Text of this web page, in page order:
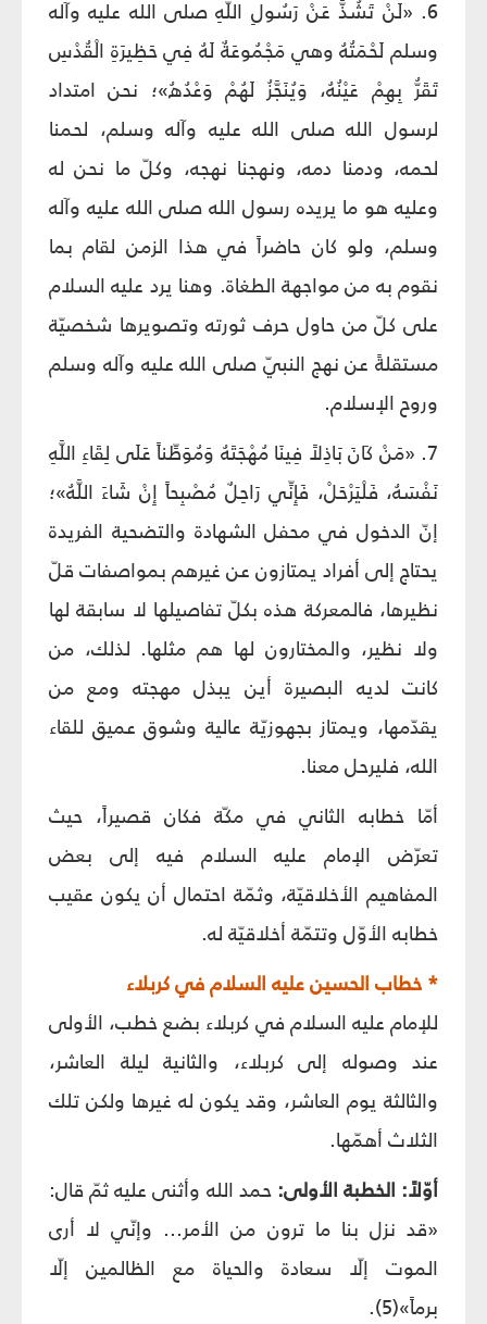
6. «لَنْ تَشُذَّ عَنْ رَسُولِ اللَّهِ صلى الله عليه وآله
وسلم لَحْمَتُهُ وهي مَجْمُوعَةٌ لَهُ فِي حَظِيرَةِ الْقُدْسِ
تَقَرُّ بِهِمْ عَيْنُهُ، وَيُنَجَّزُ لَهُمْ‏ وَعْدُهُ»؛ نحن امتداد
لرسول الله صلى الله عليه وآله وسلم، لحمنا
لحمه، ودمنا دمه، ونهجنا نهجه، وكلّ ما نحن له
وعليه هو ما يريده رسول الله صلى الله عليه وآله
وسلم، ولو كان حاضراً في هذا الزمن لقام بما
نقوم به من مواجهة الطغاة. وهنا يرد عليه السلام
على كلّ من حاول حرف ثورته وتصويرها شخصيّة
مستقلةً عن نهج النبيّ صلى الله عليه وآله وسلم
وروح الإسلام.
7. «مَنْ‏ كَانَ بَاذِلاً فِينَا مُهْجَتَهُ وَمُوَطِّناً عَلَى لِقَاءِ اللَّهِ
نَفْسَهُ، فَلْيَرْحَلْ، فَإِنِّي رَاحِلٌ مُصْبِحاً إِنْ شَاءَ اللَّهُ»؛
إنّ الدخول في محفل الشهادة والتضحية الفريدة
يحتاج إلى أفراد يمتازون عن غيرهم بمواصفات قلّ
نظيرها، فالمعركة هذه بكلّ تفاصيلها لا سابقة لها
ولا نظير، والمختارون لها هم مثلها. لذلك، من
كانت لديه البصيرة أين يبذل مهجته ومع من
يقدّمها، ويمتاز بجهوزيّة عالية وشوق عميق للقاء
الله، فليرحل معنا.
أمّا خطابه الثاني في مكّة فكان قصيراً، حيث
تعرّض الإمام عليه السلام فيه إلى بعض
المفاهيم الأخلاقيّة، وثمّة احتمال أن يكون عقيب
خطابه الأوّل وتتمّة أخلاقيّة له.
* خطاب الحسين عليه السلام في كربلاء
للإمام عليه السلام في كربلاء بضع خطب، الأولى
عند وصوله إلى كربلاء، والثانية ليلة العاشر،
والثالثة يوم العاشر، وقد يكون له غيرها ولكن تلك
الثلاث أهمّها.
أوّلاً: الخطبة الأولى:حمد الله وأثنى عليه ثمّ قال:
«قد نزل بنا ما ترون من الأمر... وإنّي لا أرى
الموت إلّا سعادة والحياة مع الظالمين إلّا
برماً»(5).